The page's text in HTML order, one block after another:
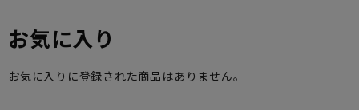
お気に入り
お気に入りに登録された商品はありません。